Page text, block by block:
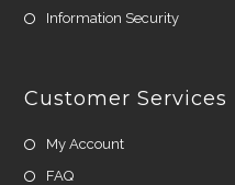
Information Security
Customer Services
My Account
FAQ